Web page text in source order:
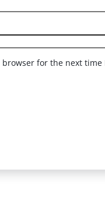
for the next time